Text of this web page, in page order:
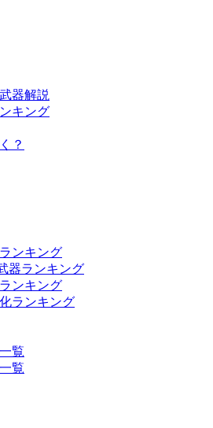
器解説
キング
？
ンキング
器ランキング
ンキング
ランキング
覧
覧